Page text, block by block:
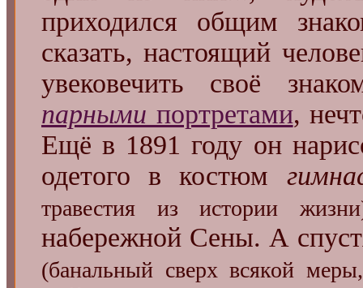
приходился общим
сказать, настоящий
увековечить своё
парными портретами,
Ещё в 1891 году он
одетого в костюм
травестия из истории
набережной Сены. А
(банальный сверх всякой